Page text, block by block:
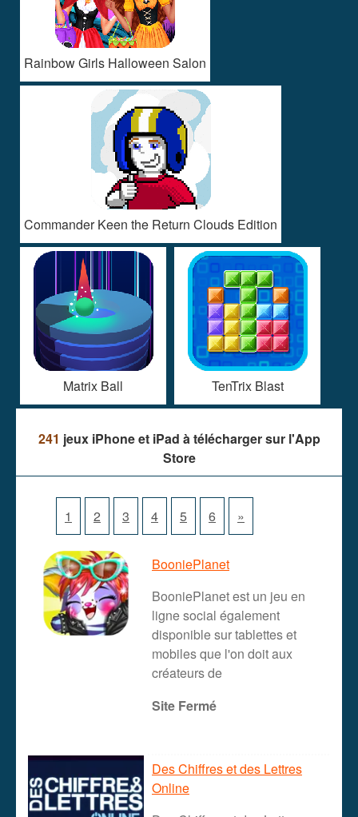
Rainbow Girls Halloween Salon
Commander Keen the Return Clouds Edition
Matrix Ball TenTrix Blast
241 jeux iPhone et iPad à télécharger sur l'App
Store
1 2 3 4 5 6 »
BooniePlanet
BooniePlanet est un jeu en
ligne social également
disponible sur tablettes et
mobiles que l'on doit aux
créateurs de
Site Fermé
Des Chiffres et des Lettres
Online